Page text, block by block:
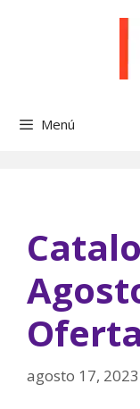
Menú
agosto 17, 2023